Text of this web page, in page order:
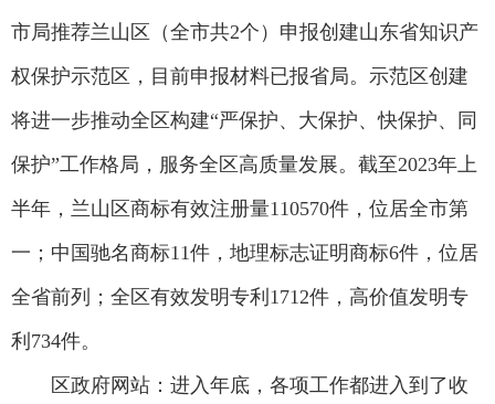
市局推荐兰山区（全市共2个）申报创建山东省知识产
权保护示范区，目前申报材料已报省局。示范区创建
将进一步推动全区构建“严保护、大保护、快保护、同
保护”工作格局，服务全区高质量发展。截至2023年上
半年，兰山区商标有效注册量110570件，位居全市第
一；中国驰名商标11件，地理标志证明商标6件，位居
全省前列；全区有效发明专利1712件，高价值发明专
利734件。
区政府网站：进入年底，各项工作都进入到了收